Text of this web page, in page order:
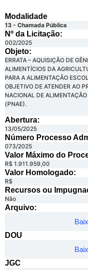
Modalidade
13 - Chamada Pública
Nº da Licitação: ​​
002/2025
Objeto:
ERRATA – AQUISIÇÃO DE
ALIMENTÍCIOS DA
PARA A ALIMENTAÇÃO
OBJETIVO DE ATENDER AO
NACIONAL DE
(PNAE).
Abertura:
13/05/2025
Número Processo
073/2025
Valor Máximo do
R$ 1.911.959,00
Valor Homologado: ​
R$
Recursos ou
Não
Arquivo:
DOU
JGC